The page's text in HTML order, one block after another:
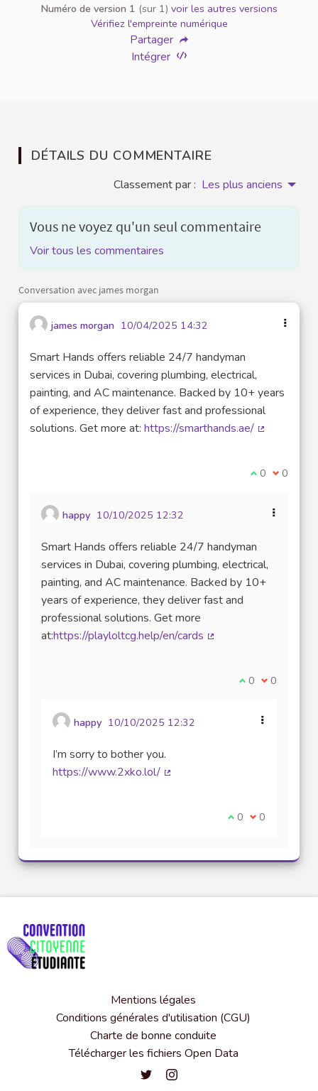
Numéro de version 1 (sur 1) voir les autres versions
Vérifiez l'empreinte numérique
Partager
Intégrer
DÉTAILS DU COMMENTAIRE
Classement par : Les plus anciens
Vous ne voyez qu'un seul commentaire
Voir tous les commentaires
Conversation avec james morgan
james morgan 10/04/2025 14:32
Smart Hands offers reliable 24/7 handyman
services in Dubai, covering plumbing, electrical,
painting, and AC maintenance. Backed by 10+ years
of experience, they deliver fast and professional
solutions. Get more at: https://smarthands.ae/
Je suis
0 Je ne
0
happy 10/10/2025 12:32
Smart Hands offers reliable 24/7 handyman
services in Dubai, covering plumbing, electrical,
painting, and AC maintenance. Backed by 10+
years of experience, they deliver fast and
professional solutions. Get more
at:https://playloltcg.help/en/cards
Je suis d'accord
0 Je ne suis
0
happy 10/10/2025 12:32
I’m sorry to bother you.
https://www.2xko.lol/
Je suis d'accord
0 Je ne suis
0
Mentions légales
Conditions générales d'utilisation (CGU)
Charte de bonne conduite
Télécharger les fichiers Open Data
Convention citoyenne étudiante
Convention citoyenne